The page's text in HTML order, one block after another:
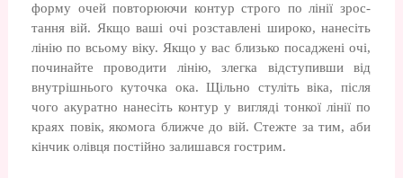
форму очей повторюючи контур строго по лінії зрос­
тання вій. Якщо ваші очі розставлені ши­роко, нанесіть
лінію по всьому віку. Якщо у вас близько посаджені очі,
починайте проводити лінію, злегка відступивши від
внутрішнього куточка ока. Щільно стуліть віка, після
чого акуратно нанесіть контур у вигляді тонкої лінії по
краях повік, якомога ближче до вій. Стежте за тим, аби
кінчик олівця постійно залишався гострим.